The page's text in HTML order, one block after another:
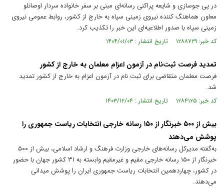
در پی جوسازی و شایعه پراکنی رسانه‌ای مبنی بر سفر خانواده سردار اوصانلو
معاون هماهنگ کننده نیروی زمینی سپاه به خارج از کشور، روابط عمومی نیروی
زمینی سپاه با صدور اطلاعیه‌ای این خبر را تکذیب کرد.
کد خبر: ۱۲۸۸۷۲۹ تاریخ انتشار : ۱۴۰۴/۰۱/۰۳
تمدید فرصت ثبت‌نام در آزمون اعزام معلمان به خارج از کشور
فرصت معلمان متقاضی برای ثبت نام در آزمون اعزام به خارج از کشور تمدید
شد.
کد خبر: ۱۲۸۴۱۲۵ تاریخ انتشار : ۱۴۰۳/۱۲/۰۴
بیش از ۵۰۰ خبرنگار از ۱۵۰ رسانه خارجی انتخابات ریاست جمهوری را
پوشش می‌دهند
به‌گفته مدیرکل رسانه‌های خارجی وزارت فرهنگ و ارشاد اسلامی، بیش از ۵۰۰
خبرنگار از ۱۵۰ رسانه خارجی مقیم و غیرمقیم وابسته به ۳۱ کشور جهان با حضور
در کشور، چهاردهمین انتخابات ریاست جمهوری ایران را پوشش میدانی
می‌دهند.